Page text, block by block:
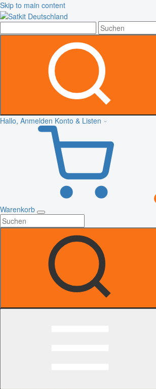
Skip to main content
Hallo, Anmelden Konto & Listen
Warenkorb